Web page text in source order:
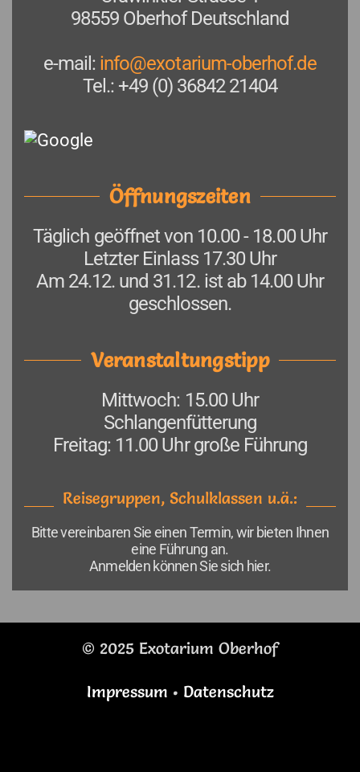
98559 Oberhof Deutschland
e-mail: info@exotarium-oberhof.de
Tel.: +49 (0) 36842 21404
Öffnungszeiten
Täglich geöffnet von 10.00 - 18.00 Uhr
Letzter Einlass 17.30 Uhr
Am 24.12. und 31.12. ist ab 14.00 Uhr
geschlossen.
Veranstaltungstipp
Mittwoch: 15.00 Uhr
Schlangenfütterung
Freitag: 11.00 Uhr große Führung
Reisegruppen, Schulklassen u.ä.:
Bitte vereinbaren Sie einen Termin, wir bieten Ihnen
eine Führung an.
Anmelden können Sie sich hier.
© 2025 Exotarium Oberhof
Impressum • Datenschutz